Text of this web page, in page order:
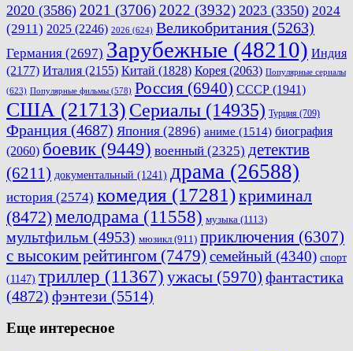
2020 (3586) 2021 (3706) 2022 (3932) 2023 (3350) 2024
(2911) 2025 (2246) 2026 (624) Великобритания (5263)
Германия (2697) Зарубежные (48210) Индия
(2177) Италия (2155) Китай (1828) Корея (2063) Популярные сериалы
(623) Популярные фильмы (578) Россия (6940) СССР (1941)
США (21713) Сериалы (14935) Турция (709)
Франция (4687) Япония (2896) аниме (1514) биография
(2060) боевик (9449) военный (2325) детектив
(6211) документальный (1241) драма (26588)
история (2574) комедия (17281)криминал
(8472)мелодрама (11558) музыка (1113)
мультфильм (4953) мюзикл (911) приключения (6307)
с высоким рейтингом (7479) семейный (4340) спорт
(1147) триллер (11367) ужасы (5970) фантастика
(4872) фэнтези (5514)
Еще интересное